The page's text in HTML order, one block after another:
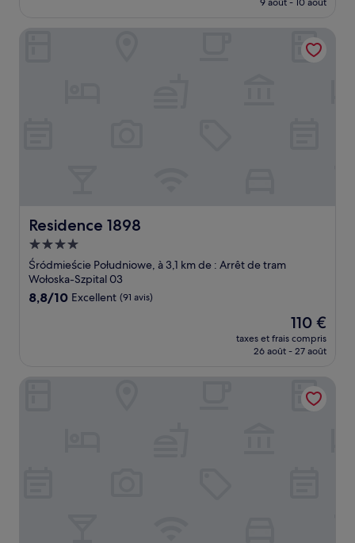
de
92 €
Residence 1898
Residence 1898
Hébergement
4.0 étoiles
Śródmieście Południowe, à 3,1 km de : Arrêt de tram
Wołoska-Szpital 03
8.8
8,8/10 Excellent (91 avis)
Le
nouveau
prix
de
110 €
110 €
taxes et frais compris
26 août - 27 août